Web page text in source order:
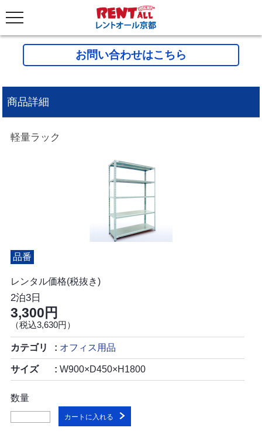
お問い合わせはこちら
商品詳細
軽量ラック
品番
レンタル価格(税抜き)
2泊3日
3,300円
（税込3,630円）
カテゴリ オフィス用品
サイズ W900×D450×H1800
数量
カートに入れる